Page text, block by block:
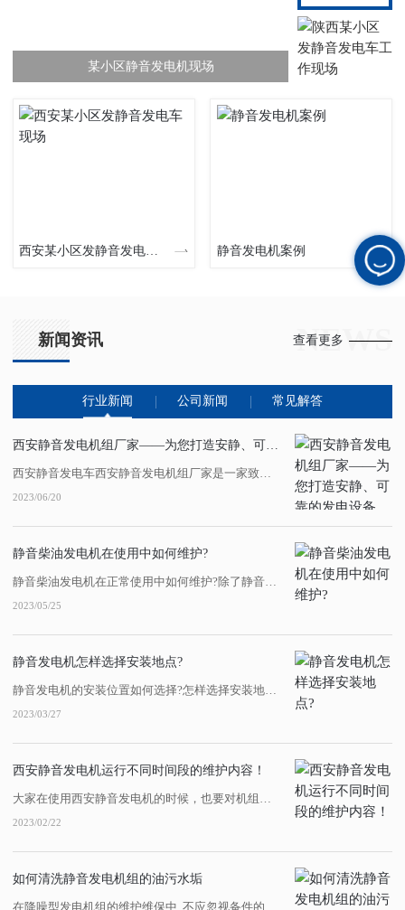
陕西某小区发静音发电车工作现场
西安某小区发静音发电车现场 静音发电机案例
新闻资讯 NEWS
查看更多
行业新闻 公司新闻 常见解答
西安静音发电机组厂家——为您打造安静、可靠的发电设备
2023/06/20
静音柴油发电机在使用中如何维护?
2023/05/25
静音发电机怎样选择安装地点?
2023/03/27
西安静音发电机运行不同时间段的维护内容！
2023/02/22
如何清洗静音发电机组的油污水垢